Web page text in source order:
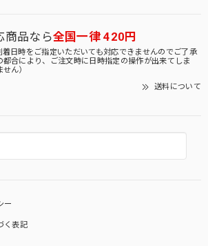
商品なら全国一律 420円
日時をご指定いただいても対応できませんのでご了承
都合により、ご注文時に日時指定の操作が出来てしま
ん）
送料について
ー
く表記